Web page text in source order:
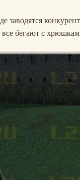
заводятся
все бегают с